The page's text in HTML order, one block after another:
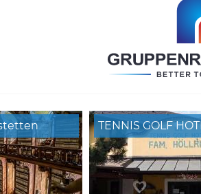
TENNIS GOLF